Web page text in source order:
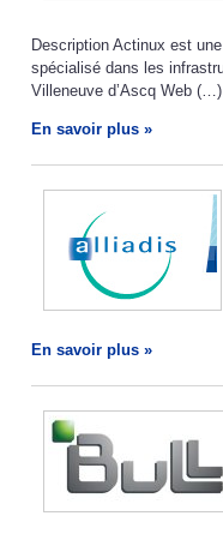
Description Actinux est
spécialisé dans les
Villeneuve d’Ascq Web (…)
En savoir plus »
En savoir plus »